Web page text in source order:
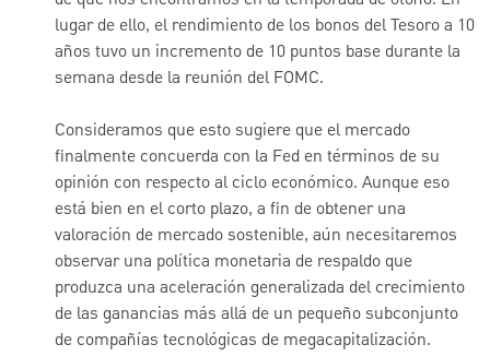
lugar de ello, el rendimiento de los bonos del Tesoro a 10
años tuvo un incremento de 10 puntos base durante la
semana desde la reunión del FOMC.
Consideramos que esto sugiere que el mercado
finalmente concuerda con la Fed en términos de su
opinión con respecto al ciclo económico. Aunque eso
está bien en el corto plazo, a fin de obtener una
valoración de mercado sostenible, aún necesitaremos
observar una política monetaria de respaldo que
produzca una aceleración generalizada del crecimiento
de las ganancias más allá de un pequeño subconjunto
de compañías tecnológicas de megacapitalización.